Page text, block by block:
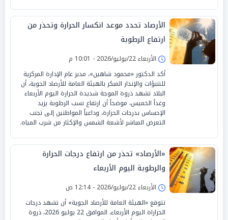
الأرصاد تحدد موعد انكسار الحرارة وتحذر من
ارتفاع الرطوبة
الأربعاء 22/يوليو/2026 - 10:01 م
أكد الدكتور «محمود شاهين»، مدير عام الإدارة المركزية
للتنبؤات والإنذار المبكر بالهيئة العامة للأرصاد الجوية، أن
البلاد تشهد ذروة الموجة شديدة الحرارة اليوم الأربعاء
وغداً الخميس، موضحاً أن ارتفاع نسب الرطوبة يزيد
الإحساس بدرجات الحرارة، وداعياً المواطنين إلى تجنب
التعرض المباشر لأشعة الشمس والإكثار من شرب المياه.
«الأرصاد» تحذر من ارتفاع درجات الحرارة
والرطوبة اليوم الأربعاء
الأربعاء 22/يوليو/2026 - 12:14 ص
تتوقع «الهيئة العامة للأرصاد الجوية» أن تشهد درجات
الحراراة اليوم الأربعاء، الموافق 22 يوليو 2026، ذروة